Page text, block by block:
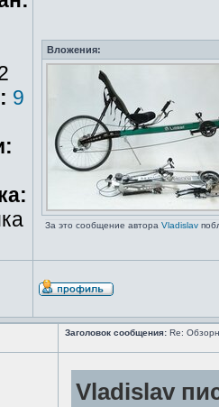
9
Вложения:
За это сообщение автора Vladislav
Заголовок сообщения: Re:
Vladislav